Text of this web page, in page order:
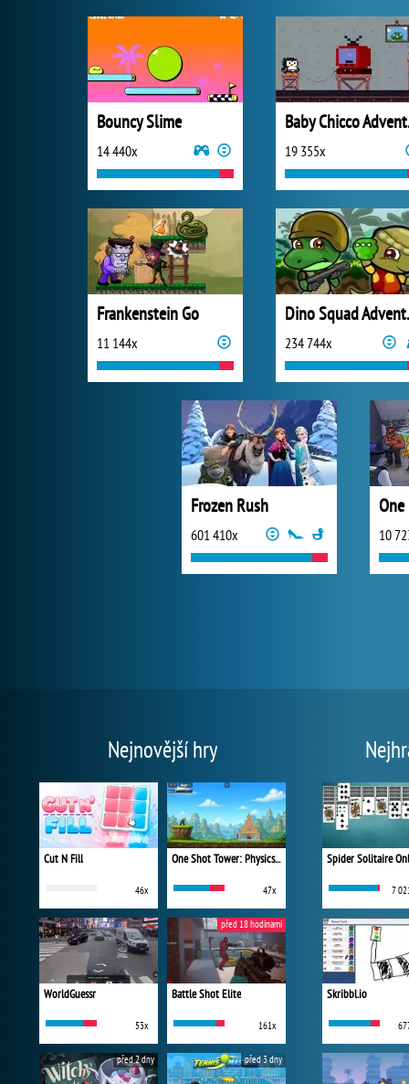
Bouncy Slime
14 440x 19 355x
Frankenstein Go
11 144x 234 744x
Frozen Rush
601 410x
One
10
Nejnovější hry
Cut N Fill
46x
One Shot Tower: Physics Destroyer
47x
WorldGuessr
53x
Battle Shot Elite
161x
před 18 hodinami
před 2 dny před 3 dny
Spider Solitaire
7
Skribbl.io